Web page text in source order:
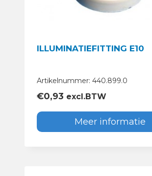
ILLUMINATIEFITTING E10
Artikelnummer: 440.899.0
€0,93 excl.BTW
Meer informatie